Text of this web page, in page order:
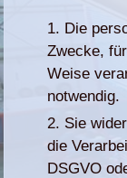
Die
Zwecke,
Weise
notwendig.
Sie
die
DSGVO